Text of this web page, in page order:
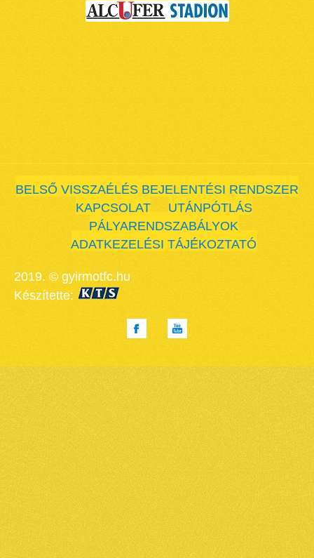
BELSŐ VISSZAÉLÉS BEJELENTÉSI RENDSZER
KAPCSOLAT
UTÁNPÓTLÁS
PÁLYARENDSZABÁLYOK
ADATKEZELÉSI TÁJÉKOZTATÓ
2019. © gyirmotfc.hu
Készítette: